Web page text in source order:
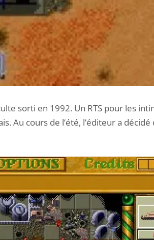
sorti en 1992. Un RTS pour les
Au cours de l’été, l’éditeur a